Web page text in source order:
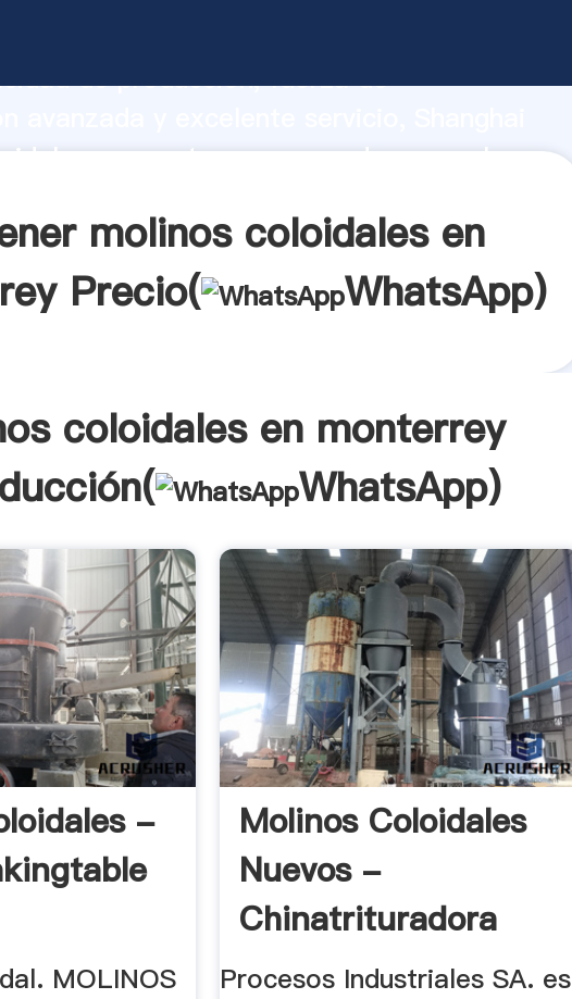
de producción, fuerza de
en monterrey proveedor crea el
molinos coloidales en
Precio(
WhatsApp)
coloidales en monterrey
WhatsApp)
-
MOLINOS
Molinos Coloidales
Nuevos -
Chinatrituradora
Procesos Industriales SA. es